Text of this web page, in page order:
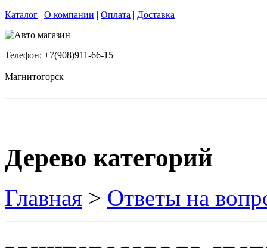
Каталог | О компании | Оплата | Доставка
Телефон: +7(908)911-66-15
Магнитогорск
Дерево категорий
Главная > Ответы на